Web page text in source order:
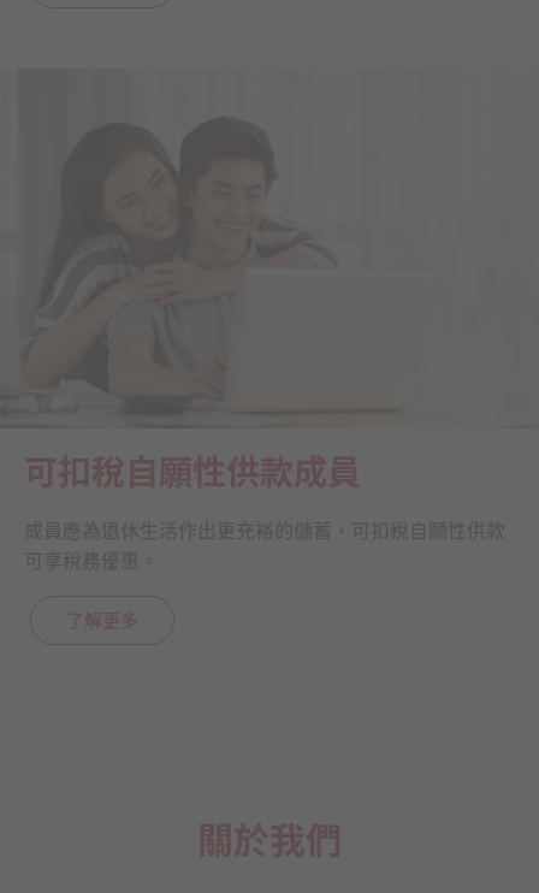
可扣稅自願性供款成員
了解更多
關於我們